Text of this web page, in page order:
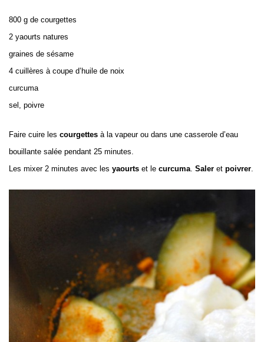
800 g de courgettes
2 yaourts natures
graines de sésame
4 cuillères à coupe d’huile de noix
curcuma
sel, poivre
Faire cuire les courgettes à la vapeur ou dans une casserole d’eau
bouillante salée pendant 25 minutes.
Les mixer 2 minutes avec les yaourts et le curcuma Saler et poivrer